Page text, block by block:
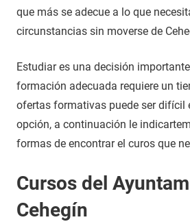
2020
que más se adecue a lo que
circunstancias sin moverse de
Estudiar es una decisión
formación adecuada requiere un
ofertas formativas puede ser difícil
opción, a continuación le
formas de encontrar el curos que
Cursos del
Cehegín